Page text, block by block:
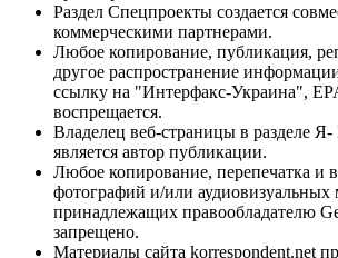
Раздел Спецпроекты создается
коммерческими партнерами.
Любое копирование, публикация,
другое распространение
ссылку на "Интерфакс-Украина",
воспрещается.
Владелец веб-страницы в разделе
является автор публикации.
Любое копирование, перепечатка и
фотографий и/или аудиовизуальных
принадлежащих правообладателю
запрещено.
Материалы сайта korrespondent.net